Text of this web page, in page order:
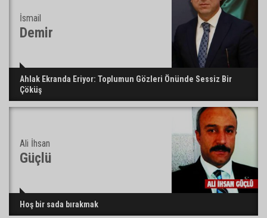
İsmail
Demir
Ahlak Ekranda Eriyor: Toplumun Gözleri Önünde Sessiz Bir
Çöküş
Ali İhsan
Güçlü
Hoş bir sada bırakmak